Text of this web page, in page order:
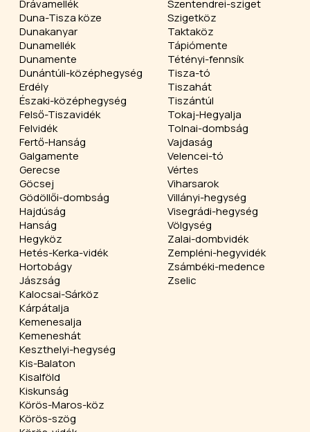
Drávamellék
Duna-Tisza köze
Dunakanyar
Dunamellék
Dunamente
Dunántúli-középhegység
Erdély
Északi-középhegység
Felső-Tiszavidék
Felvidék
Fertő-Hanság
Galgamente
Gerecse
Göcsej
Gödöllői-dombság
Hajdúság
Hanság
Hegyköz
Hetés-Kerka-vidék
Hortobágy
Jászság
Kalocsai-Sárköz
Kárpátalja
Kemenesalja
Kemeneshát
Keszthelyi-hegység
Kis-Balaton
Kisalföld
Kiskunság
Körös-Maros-köz
Körös-szög
Szentendrei-sziget
Szigetköz
Taktaköz
Tápiómente
Tétényi-fennsík
Tisza-tó
Tiszahát
Tiszántúl
Tokaj-Hegyalja
Tolnai-dombság
Vajdaság
Velencei-tó
Vértes
Viharsarok
Villányi-hegység
Visegrádi-hegység
Völgység
Zalai-dombvidék
Zempléni-hegyvidék
Zsámbéki-medence
Zselic